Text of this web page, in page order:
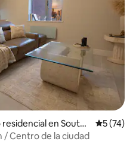
en South
5 (74)
/ Centro de la ciudad